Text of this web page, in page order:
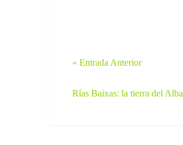
« Entrada Anterior
Rías Baixas: la tierra del